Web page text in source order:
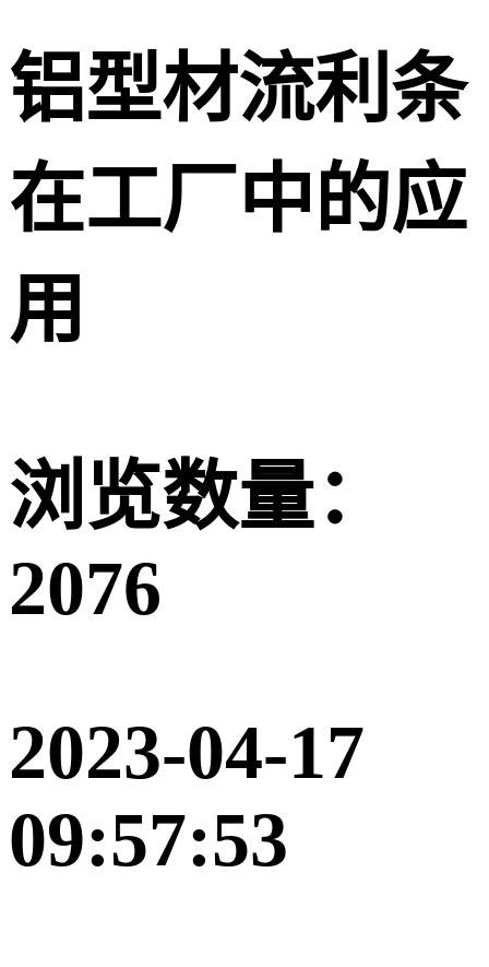
铝型材流利条
在工厂中的应
用
浏览数量：
2076
2023-04-17
09:57:53